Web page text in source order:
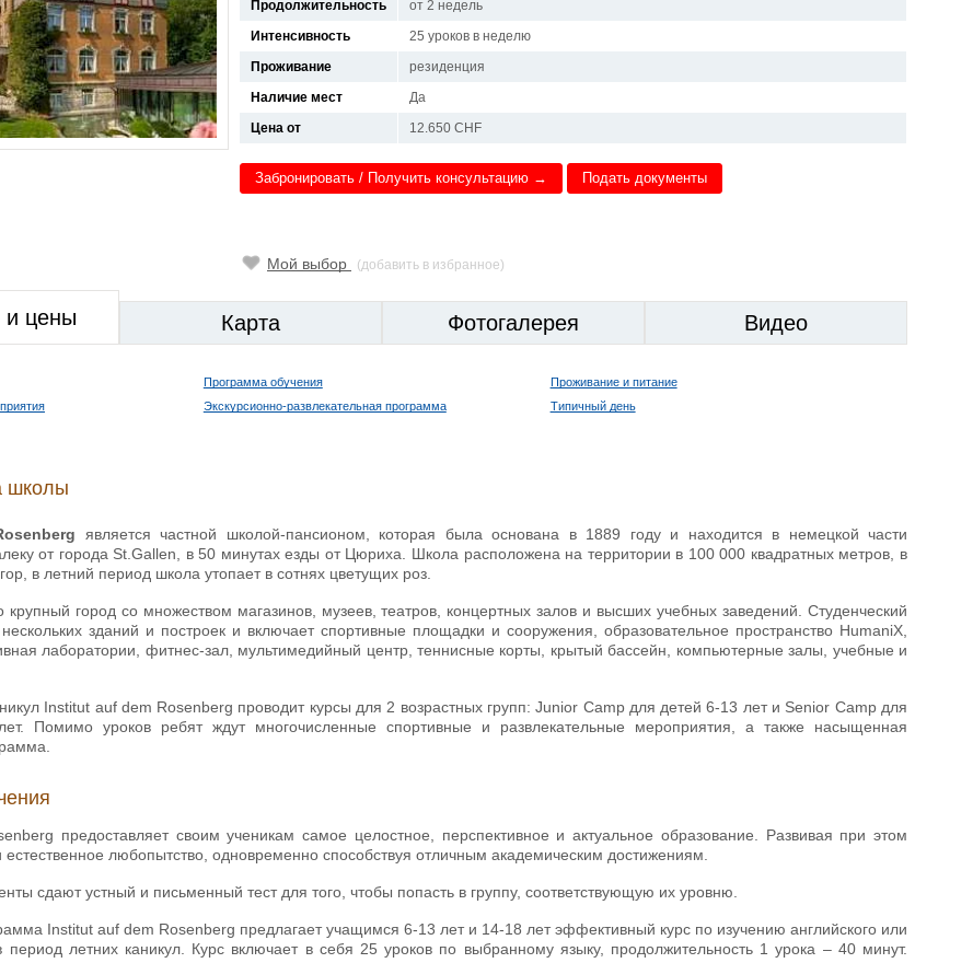
Продолжительность
от 2 недель
Интенсивность
25 уроков в неделю
Проживание
резиденция
Наличие мест
Да
Цена от
12.650 CHF
Забронировать / Получить консультацию → Подать документы
Мой выбор (добавить в избранное)
и цены Карта Фотогалерея Видео
Программа обучения
Проживание и питание
Экскурсионно-развлекательная программа
Типичный день
школы
является частной школой-пансионом, которая была основана в 1889 году и находится в немецкой части
от города St.Gallen, в 50 минутах езды от Цюриха. Школа расположена на территории в 100 000 квадратных метров, в
в летний период школа утопает в сотнях цветущих роз.
крупный город со множеством магазинов, музеев, театров, концертных залов и высших учебных заведений. Студенческий
нескольких зданий и построек и включает спортивные площадки и сооружения, образовательное пространство HumaniX,
лаборатории, фитнес-зал, мультимедийный центр, теннисные корты, крытый бассейн, компьютерные залы, учебные и
Institut auf dem Rosenberg проводит курсы для 2 возрастных групп: Junior Camp для детей 6-13 лет и Senior Camp для
Помимо уроков ребят ждут многочисленные спортивные и развлекательные мероприятия, а также насыщенная
предоставляет своим ученикам самое целостное, перспективное и актуальное образование. Развивая при этом
естественное любопытство, одновременно способствуя отличным академическим достижениям.
сдают устный и письменный тест для того, чтобы попасть в группу, соответствующую их уровню.
Institut auf dem Rosenberg предлагает учащимся 6-13 лет и 14-18 лет эффективный курс по изучению английского или
период летних каникул. Курс включает в себя 25 уроков по выбранному языку, продолжительность 1 урока – 40 минут.